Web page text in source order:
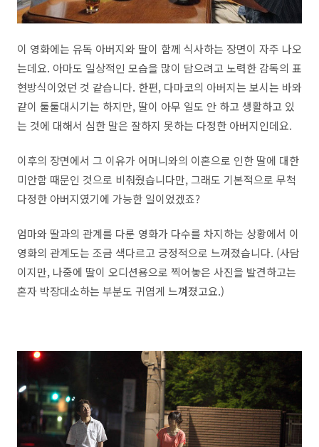
이 영화에는 유독 아버지와 딸이 함께 식사하는 장면이 자주 나오
는데요. 아마도 일상적인 모습을 많이 담으려고 노력한 감독의 표
현방식이었던 것 같습니다. 한편, 다마코의 아버지는 보시는 바와
같이 툴툴대시기는 하지만, 딸이 아무 일도 안 하고 생활하고 있
는 것에 대해서 심한 말은 잘하지 못하는 다정한 아버지인데요.
이후의 장면에서 그 이유가 어머니와의 이혼으로 인한 딸에 대한
미안함 때문인 것으로 비춰줬습니다만, 그래도 기본적으로 무척
다정한 아버지였기에 가능한 일이었겠죠?
엄마와 딸과의 관계를 다룬 영화가 다수를 차지하는 상황에서 이
영화의 관계도는 조금 색다르고 긍정적으로 느껴졌습니다. (사담
이지만, 나중에 딸이 오디션용으로 찍어놓은 사진을 발견하고는
혼자 박장대소하는 부분도 귀엽게 느껴졌고요.)